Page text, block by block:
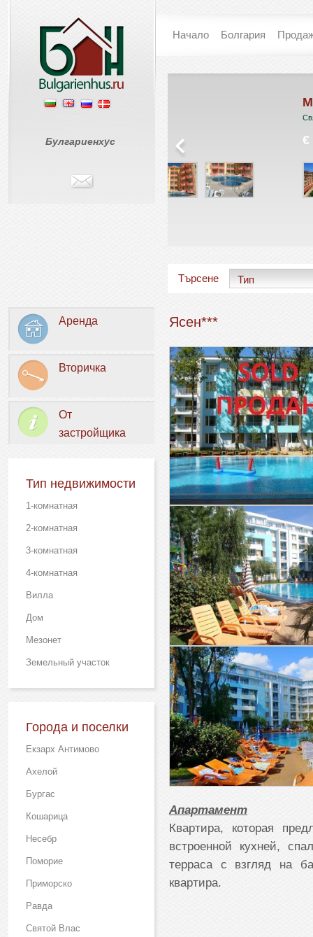
Булгариенхус
Начало Болгария
Съни хоум Меджик
Търсене
Аренда
Вторичка
От
застройщика
Тип недвижимости
1-комнатная
2-комнатная
3-комнатная
4-комнатная
Вилла
Дом
Мезонет
Земельный участок
Города и поселки
Екзарх Антимово
Ахелой
Бургас
Кошарица
Несебр
Поморие
Приморско
Равда
Святой Влас
Ясен***
Апартамент
Квартира, которая
встроенной кухней,
терраса с взгляд на
квартира.